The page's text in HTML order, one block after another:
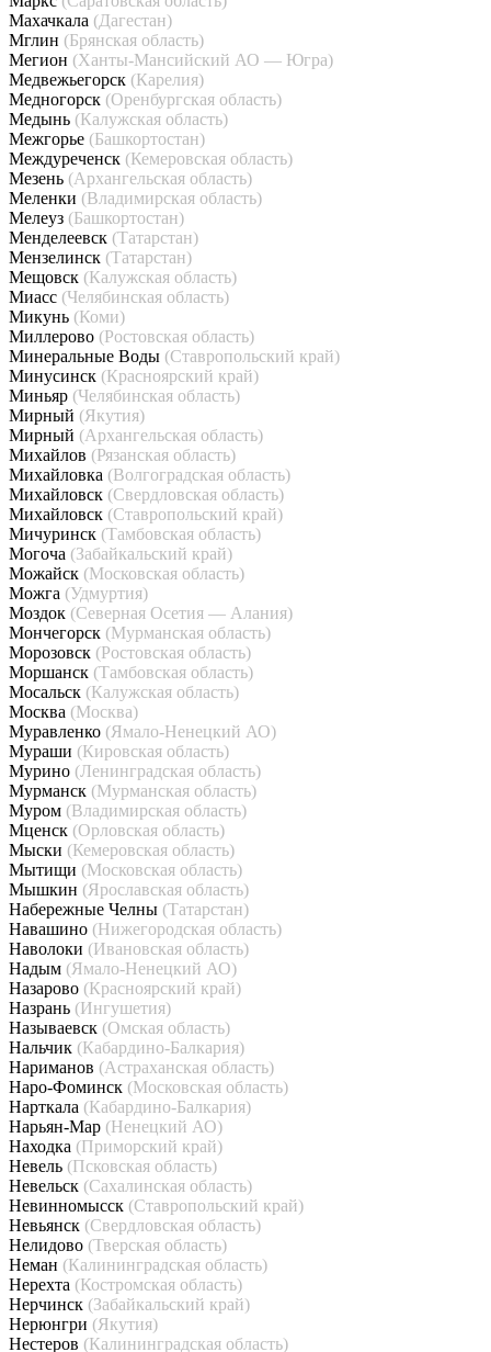
Махачкала (Дагестан)
Мглин (Брянская область)
Мегион (Ханты-Мансийский АО — Югра)
Медвежьегорск (Карелия)
Медногорск (Оренбургская область)
Медынь (Калужская область)
Межгорье (Башкортостан)
Междуреченск (Кемеровская область)
Мезень (Архангельская область)
Меленки (Владимирская область)
Мелеуз (Башкортостан)
Менделеевск (Татарстан)
Мензелинск (Татарстан)
Мещовск (Калужская область)
Миасс (Челябинская область)
Микунь (Коми)
Миллерово (Ростовская область)
Минеральные Воды (Ставропольский край)
Минусинск (Красноярский край)
Миньяр (Челябинская область)
Мирный (Якутия)
Мирный (Архангельская область)
Михайлов (Рязанская область)
Михайловка (Волгоградская область)
Михайловск (Свердловская область)
Михайловск (Ставропольский край)
Мичуринск (Тамбовская область)
Могоча (Забайкальский край)
Можайск (Московская область)
Можга (Удмуртия)
Моздок (Северная Осетия — Алания)
Мончегорск (Мурманская область)
Морозовск (Ростовская область)
Моршанск (Тамбовская область)
Мосальск (Калужская область)
Москва (Москва)
Муравленко (Ямало-Ненецкий АО)
Мураши (Кировская область)
Мурино (Ленинградская область)
Мурманск (Мурманская область)
Муром (Владимирская область)
Мценск (Орловская область)
Мыски (Кемеровская область)
Мытищи (Московская область)
Мышкин (Ярославская область)
Набережные Челны (Татарстан)
Навашино (Нижегородская область)
Наволоки (Ивановская область)
Надым (Ямало-Ненецкий АО)
Назарово (Красноярский край)
Назрань (Ингушетия)
Называевск (Омская область)
Нальчик (Кабардино-Балкария)
Нариманов (Астраханская область)
Наро-Фоминск (Московская область)
Нарткала (Кабардино-Балкария)
Нарьян-Мар (Ненецкий АО)
Находка (Приморский край)
Невель (Псковская область)
Невельск (Сахалинская область)
Невинномысск (Ставропольский край)
Невьянск (Свердловская область)
Нелидово (Тверская область)
Неман (Калининградская область)
Нерехта (Костромская область)
Нерчинск (Забайкальский край)
Нерюнгри (Якутия)
Нестеров (Калининградская область)